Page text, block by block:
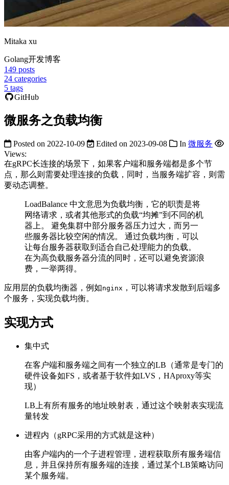
Mitaka xu
Golang开发博客
149 posts
24 categories
5 tags
GitHub
微服务之负载均衡
Posted on 2022-10-09 Edited on 2023-09-08 In 微服务
Views:
在gRPC长连接的场景下，如果客户端和服务端都是多个节
点，那么则需要处理连接的负载，同时，当服务端扩容，则需
要动态调整。
LoadBalance 中文意思为负载均衡，它的职责是将
网络请求，或者其他形式的负载“均摊”到不同的机
器上。 避免集群中部分服务器压力过大，而另一
些服务器比较空闲的情况。 通过负载均衡，可以
让每台服务器获取到适合自己处理能力的负载。
在为高负载服务器分流的同时，还可以避免资源浪
费，一举两得。
应用层的负载均衡器，例如nginx ，可以将请求发散到后端多
个服务，实现负载均衡。
实现方式
集中式
在客户端和服务端之间有一个独立的LB（通常是专门的
硬件设备如FS，或者基于软件如LVS，HAproxy等实
现）
LB上有所有服务的地址映射表，通过这个映射表实现流
量转发
进程内（gRPC采用的方式就是这种）
由客户端内的一个子进程管理，进程获取所有服务端信
息，并且保持所有服务端的连接，通过某个LB策略访问
某个服务端。